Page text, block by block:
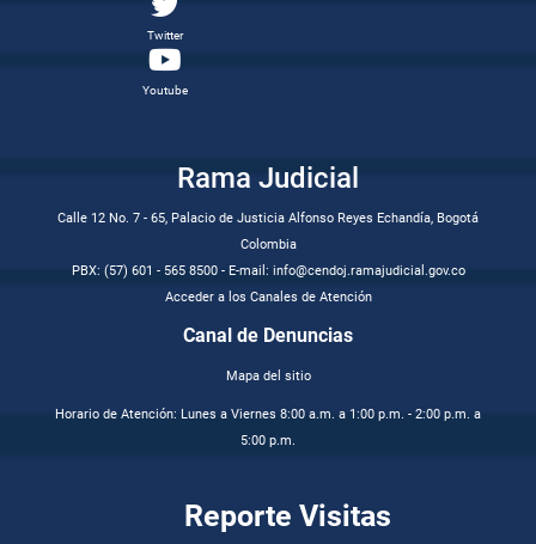
Twitter
Youtube
Rama Judicial
Calle 12 No. 7 - 65, Palacio de Justicia Alfonso Reyes Echandía, Bogotá
Colombia
PBX: (57) 601 - 565 8500 - E-mail: info@cendoj.ramajudicial.gov.co
Acceder a los Canales de Atención
Canal de Denuncias
Mapa del sitio
Horario de Atención: Lunes a Viernes 8:00 a.m. a 1:00 p.m. - 2:00 p.m. a
5:00 p.m.
Reporte Visitas